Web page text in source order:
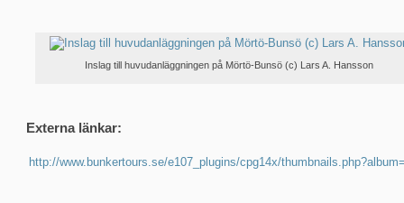
Inslag till huvudanläggningen på Mörtö-Bunsö (c) Lars A. Hansson
Externa länkar:
http://www.bunkertours.se/e107_plugins/cpg14x/